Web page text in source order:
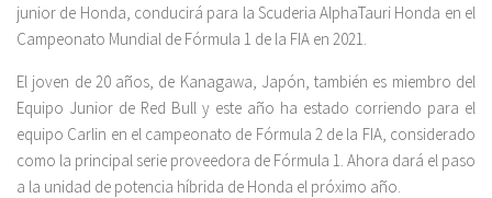
junior de Honda, conducirá para la Scuderia AlphaTauri Honda en el
Campeonato Mundial de Fórmula 1 de la FIA en 2021.
El joven de 20 años, de Kanagawa, Japón, también es miembro del
Equipo Junior de Red Bull y este año ha estado corriendo para el
equipo Carlin en el campeonato de Fórmula 2 de la FIA, considerado
como la principal serie proveedora de Fórmula 1. Ahora dará el paso
a la unidad de potencia híbrida de Honda el próximo año.